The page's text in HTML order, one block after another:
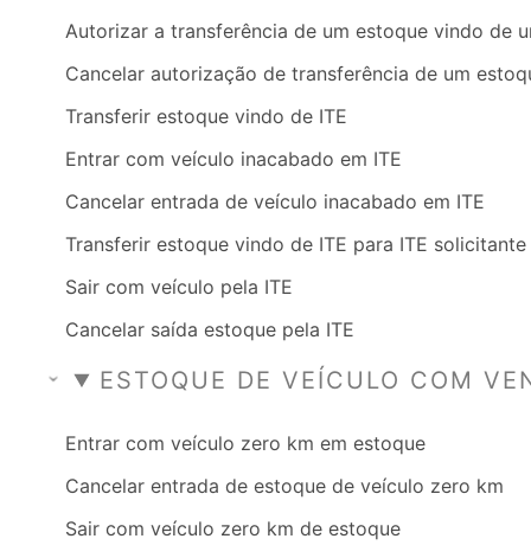
Autorizar a transferência de um estoque vindo de
Cancelar autorização de transferência de um
Transferir estoque vindo de ITE
Entrar com veículo inacabado em ITE
Cancelar entrada de veículo inacabado em ITE
Transferir estoque vindo de ITE para ITE solicitante
Sair com veículo pela ITE
Cancelar saída estoque pela ITE
ESTOQUE DE VEÍCULO COM
Entrar com veículo zero km em estoque
Cancelar entrada de estoque de veículo zero km
Sair com veículo zero km de estoque